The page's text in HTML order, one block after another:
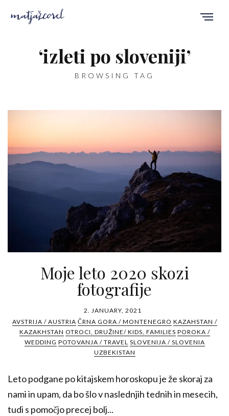
‘izleti po sloveniji’
BROWSING TAG
Moje leto 2020 skozi
fotografije
2. JANUARY, 2021
AVSTRIJA / AUSTRIA ČRNA GORA / MONTENEGRO KAZAHSTAN /
KAZAKHSTAN OTROCI, DRUŽINE/ KIDS, FAMILIES POROKA /
WEDDING POTOVANJA / TRAVEL SLOVENIJA / SLOVENIA
UZBEKISTAN
Leto podgane po kitajskem horoskopu je že skoraj za
nami in upam, da bo šlo v naslednjih tednih in mesecih,
tudi s pomočjo precej bolj...